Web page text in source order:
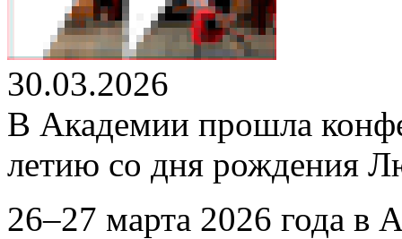
30.03.2026
В Академии прошла
летию со дня рождения
26–27 марта 2026 года в